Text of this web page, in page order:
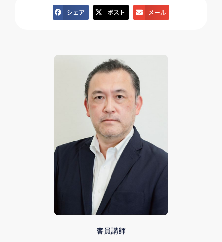
シェア ポスト メール
客員講師